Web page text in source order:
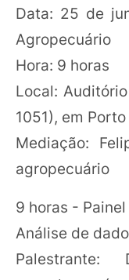
Data: 25 de
Agropecuário
Hora: 9 horas
Local:
1051), em
Mediação:
agropecuário
9 horas - Painel
Análise de
Palestrante: